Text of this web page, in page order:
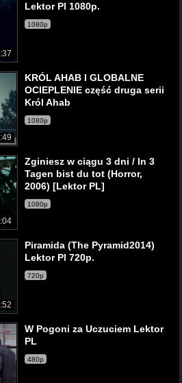
Lektor Pl 1080p.
1080p
KRÓL AHAB I GLOBALNE
OCIEPLENIE część druga serii
Król Ahab
1080p
Zginiesz w ciągu 3 dni / In 3
Tagen bist du tot (Horror,
2006) [Lektor PL]
1080p
Piramida (The Pyramid2014)
Lektor Pl 720p.
720p
W Pogoni za Uczuciem Lektor
PL
480p